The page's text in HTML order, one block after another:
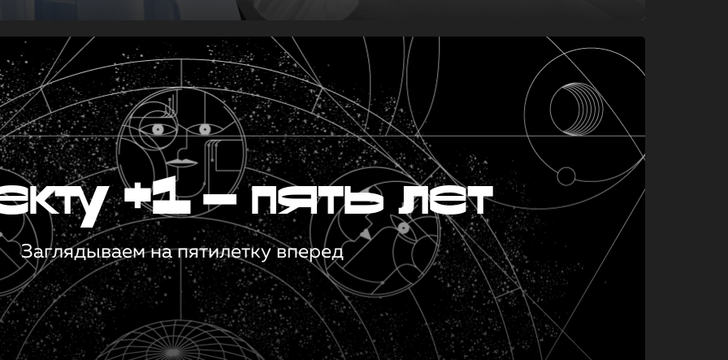
+1 — пять лет
Заглядываем на пятилетку вперед